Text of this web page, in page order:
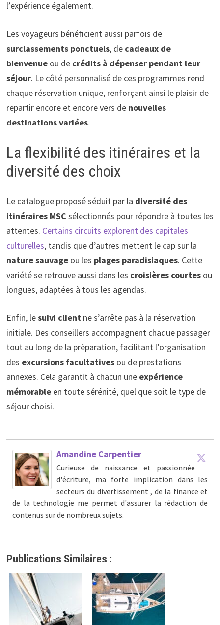
l’expérience également.
Les voyageurs bénéficient aussi parfois de
surclassements ponctuels, de cadeaux de
bienvenueou de crédits à dépenser pendant leur
séjour. Le côté personnalisé de ces programmes rend
chaque réservation unique, renforçant ainsi le plaisir de
repartir encore et encore vers de nouvelles
destinations variées.
La flexibilité des itinéraires et la
diversité des choix
Le catalogue proposé séduit par la diversité des
itinéraires MSC sélectionnés pour répondre à toutes les
attentes. Certains circuits explorent des capitales
culturelles, tandis que d’autres mettent le cap sur la
nature sauvageou les plages paradisiaques. Cette
variété se retrouve aussi dans les croisières courtesou
longues, adaptées à tous les agendas.
Enfin, lesuivi client ne s’arrête pas à la réservation
initiale. Des conseillers accompagnent chaque passager
tout au long de la préparation, facilitant l’organisation
des excursions facultativesou de prestations
annexes. Cela garantit à chacun une expérience
mémorableen toute sérénité, quel que soit le type de
séjour choisi.
Amandine Carpentier
Curieuse de naissance et passionnée
d'écriture, ma forte implication dans les
secteurs du divertissement , de la finance et
de la technologie me permet d'assurer la rédaction de
contenus sur de nombreux sujets.
Publications Similaires :